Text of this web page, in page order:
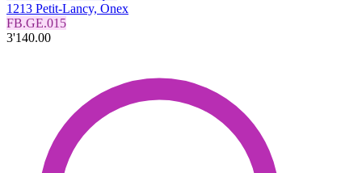
1213 Petit-Lancy, Onex
FB.GE.015
3'140.00